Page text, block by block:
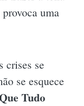
uma
crises se
se esquece
Tudo